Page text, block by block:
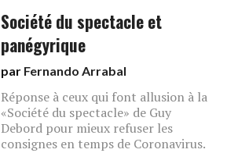
Société du spectacle et
panégyrique
par Fernando Arrabal
Réponse à ceux qui font allusion à la
«Société du spectacle» de Guy
Debord pour mieux refuser les
consignes en temps de Coronavirus.